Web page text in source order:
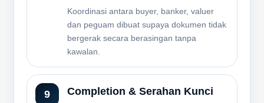
Koordinasi antara buyer, banker, valuer
dan peguam dibuat supaya dokumen tidak
bergerak secara berasingan tanpa
kawalan.
Completion & Serahan Kunci